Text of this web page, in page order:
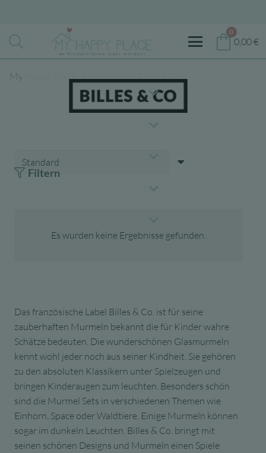
0
0,00€
My Happy Place Marken Billes & Co.
Filtern
Es wurden keine Ergebnisse gefunden.
Das französische Label Billes & Co. ist für seine
zauberhaften Murmeln bekannt die für Kinder wahre
Schätze bedeuten. Die wunderschönen Glasmurmeln
kennt wohl jeder noch aus seiner Kindheit. Sie gehören
zu den absoluten Klassikern unter Spielzeugen und
bringen Kinderaugen zum leuchten. Besonders schön
sind die Murmel Sets in verschiedenen Themen wie
Einhorn, Space oder Waldtiere. Einige Murmeln können
sogar im dunkeln Leuchten. Billes & Co. bringt mit
seinen schönen Designs und Murmeln einen Spiele